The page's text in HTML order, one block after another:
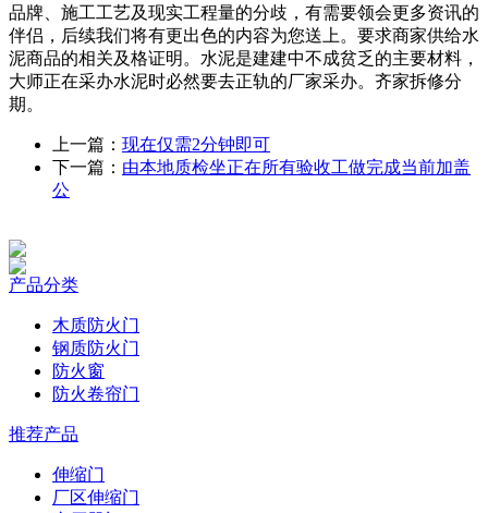
品牌、施工工艺及现实工程量的分歧，有需要领会更多资讯的
伴侣，后续我们将有更出色的内容为您送上。要求商家供给水
泥商品的相关及格证明。水泥是建建中不成贫乏的主要材料，
大师正在采办水泥时必然要去正轨的厂家采办。齐家拆修分
期。
上一篇： 现在仅需2分钟即可
下一篇： 由本地质检坐正在所有验收工做完成当前加盖
公
产品分类
木质防火门
钢质防火门
防火窗
防火卷帘门
推荐产品
伸缩门
厂区伸缩门